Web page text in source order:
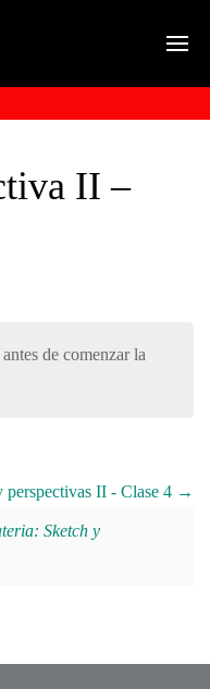
II –
de comenzar la
perspectivas II - Clase 4
Sketch y